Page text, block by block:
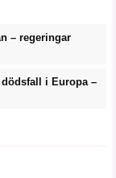
– regeringar
i Europa –